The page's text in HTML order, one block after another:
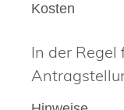
Kosten
In der